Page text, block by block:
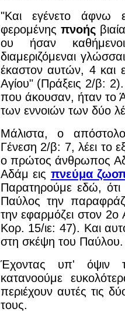
"Και εγένετο άφνω
φερομένης πνοής
ου ήσαν
διαμεριζόμεναι
έκαστον αυτών, 4
Αγίου" (Πράξεις 2/β:
που άκουσαν, ήταν το
των εννοιών των δύο
Μάλιστα, ο
Γένεση 2/β: 7, λέει το
ο πρώτος άνθρωπος
Αδάμ εις πνεύμα
Παρατηρούμε εδώ,
Παύλος την
την εφαρμόζει στον
Κορ. 15/ιε: 47). Και
στη σκέψη του Παύλου.
Έχοντας υπ' όψιν
κατανοούμε
περιέχουν αυτές τις
τους.